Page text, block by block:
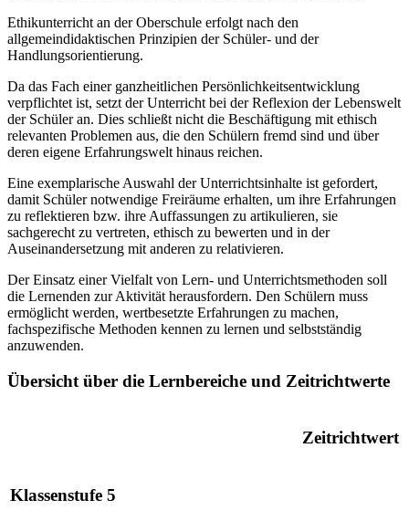
Ethikunterricht an der Oberschule erfolgt nach den
allgemeindidaktischen Prinzipien der Schüler- und der
Handlungsorientierung.
Da das Fach einer ganzheitlichen Persönlichkeitsentwicklung
verpflichtet ist, setzt der Unterricht bei der Reflexion der Lebenswelt
der Schüler an. Dies schließt nicht die Beschäftigung mit ethisch
relevanten Problemen aus, die den Schülern fremd sind und über
deren eigene Erfahrungswelt hinaus reichen.
Eine exemplarische Auswahl der Unterrichtsinhalte ist gefordert,
damit Schüler notwendige Freiräume erhalten, um ihre Erfahrungen
zu reflektieren bzw. ihre Auffassungen zu artikulieren, sie
sachgerecht zu vertreten, ethisch zu bewerten und in der
Auseinandersetzung mit anderen zu relativieren.
Der Einsatz einer Vielfalt von Lern- und Unterrichtsmethoden soll
die Lernenden zur Aktivität herausfordern. Den Schülern muss
ermöglicht werden, wertbesetzte Erfahrungen zu machen,
fachspezifische Methoden kennen zu lernen und selbstständig
anzuwenden.
Übersicht über die Lernbereiche und Zeitrichtwerte
Zeitrichtwert
Klassenstufe 5